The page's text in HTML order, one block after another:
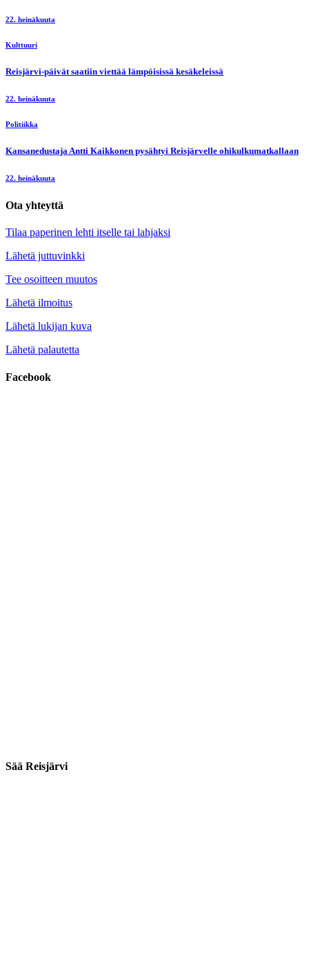
22. heinäkuuta
Kulttuuri
Reisjärvi-päivät saatiin viettää lämpöisissä kesäkeleissä
22. heinäkuuta
Politiikka
Kansanedustaja Antti Kaikkonen pysähtyi Reisjärvelle ohikulkumatkallaan
22. heinäkuuta
Ota yhteyttä
Tilaa paperinen lehti itselle tai lahjaksi
Lähetä juttuvinkki
Tee osoitteen muutos
Lähetä ilmoitus
Lähetä lukijan kuva
Lähetä palautetta
Facebook
Sää Reisjärvi